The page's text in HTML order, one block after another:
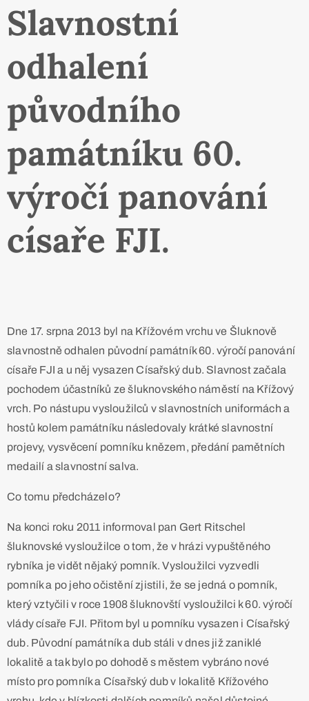
Slavnostní
odhalení
původního
památníku 60.
výročí panování
císaře FJI.
Dne 17. srpna 2013 byl na Křížovém vrchu ve Šluknově
slavnostně odhalen původní památník 60. výročí panování
císaře FJI a u něj vysazen Císařský dub. Slavnost začala
pochodem účastníků ze šluknovského náměstí na Křížový
vrch. Po nástupu vysloužilců v slavnostních uniformách a
hostů kolem památníku následovaly krátké slavnostní
projevy, vysvěcení pomníku knězem, předání pamětních
medailí a slavnostní salva.
Co tomu předcházelo?
Na konci roku 2011 informoval pan Gert Ritschel
šluknovské vysloužilce o tom, že v hrázi vypuštěného
rybníka je vidět nějaký pomník. Vysloužilci vyzvedli
pomník a po jeho očistění zjistili, že se jedná o pomník,
který vztyčili v roce 1908 šluknovští vysloužilci k 60. výročí
vlády císaře FJI. Přitom byl u pomníku vysazen i Císařský
dub. Původní památník a dub stáli v dnes již zaniklé
lokalitě a tak bylo po dohodě s městem vybráno nové
místo pro pomník a Císařský dub v lokalitě Křížového